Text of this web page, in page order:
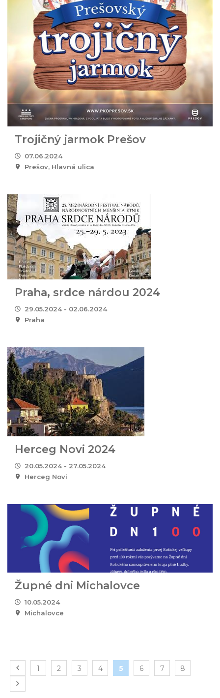
Trojičný jarmok Prešov
07.06.2024
Prešov, Hlavná ulica
Praha, srdce nárdou 2024
29.05.2024 - 02.06.2024
Praha
Herceg Novi 2024
20.05.2024 - 27.05.2024
Herceg Novi
Župné dni Michalovce
10.05.2024
Michalovce
1 2 3 4 5 6 7 8